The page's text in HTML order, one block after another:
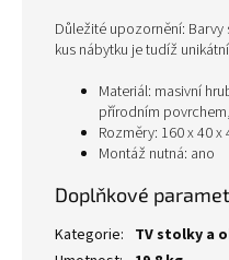
Důležité upozornění:
kus nábytku je tudíž
Materiál: masivní
přírodním
Rozměry: 160 x 40 x
Montáž nutná: ano
Doplňkové
Kategorie: TV stolky a